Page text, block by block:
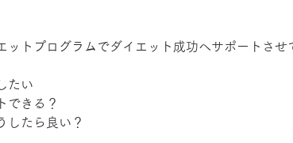
ットプログラムでダイエット成功へサポートさせ
たい
できる？
したら良い？